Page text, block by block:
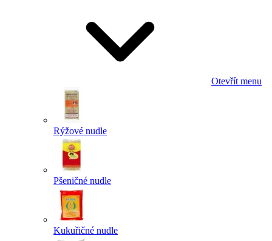
Otevřít menu
Rýžové nudle
Pšeničné nudle
Kukuřičné nudle